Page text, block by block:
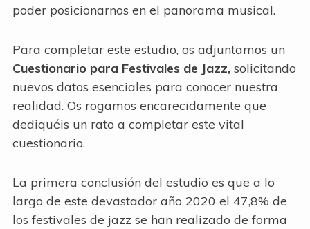
poder posicionarnos en el panorama musical.
Para completar este estudio, os adjuntamos un
Cuestionario para Festivales de Jazz, solicitando
nuevos datos esenciales para conocer nuestra
realidad. Os rogamos encarecidamente que
dediquéis un rato a completar este vital
cuestionario.
La primera conclusión del estudio es que a lo
largo de este devastador año 2020 el 47,8% de
los festivales de jazz se han realizado de forma